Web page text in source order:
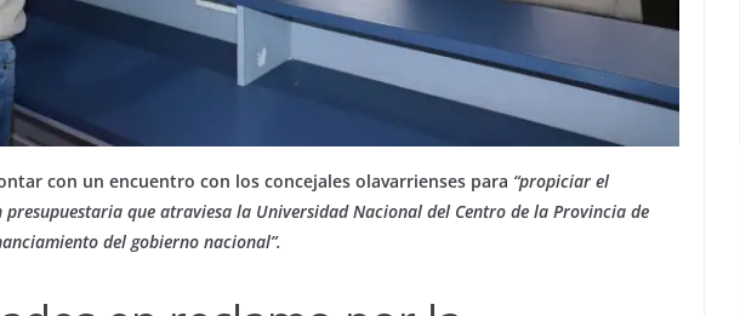
con un encuentro con los concejales olavarrienses para “propiciar el
que atraviesa la Universidad Nacional del Centro de la Provincia de
del gobierno nacional”.